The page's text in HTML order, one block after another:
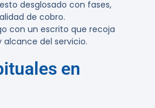
desglosado con fases,
de cobro.
con un escrito que recoja
alcance del servicio.
en